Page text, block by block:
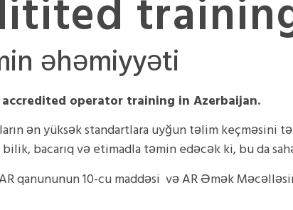
əhəmiyyəti
operator training in Azerbaijan.
ən yüksək standartlara uyğun təlim keçməsini
bacarıq və etimadla təmin edəcək ki, bu da
qanununun 10-cu maddəsi və AR Əmək